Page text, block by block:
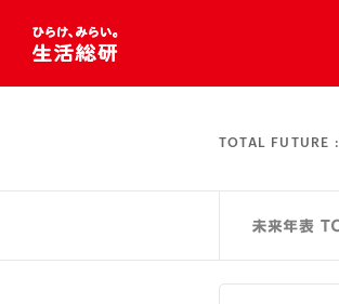
TOTAL FUTURE :